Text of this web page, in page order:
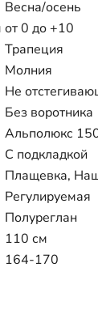
Весна/осень
от 0 до +10
Трапеция
Молния
Не
Без воротника
Альполюкс
С подкладкой
Плащевка,
Регулируемая
Полуреглан
110 см
164-170